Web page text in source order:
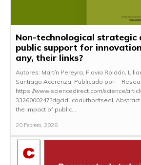
Non-technological strategic
public support for
any, their links?
Autores: Martín Pereyra, Flavia Roldán,
Santiago Acerenza. Publicado por: Research Policy (Q1)
https://www.sciencedirect.com/science/
3326000247?dgcid=coauthor#sec1 Abstract This paper studies
the impact of public...
20 Febrero, 2026